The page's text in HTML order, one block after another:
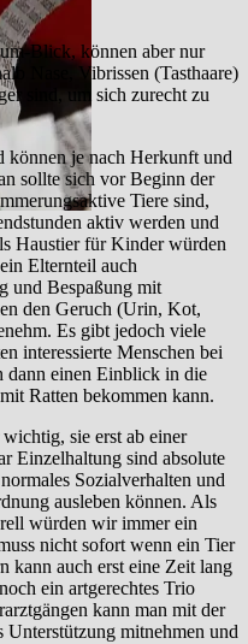
Blick, können aber nur
Nase, Vibrissen (Tasthaare)
sind, um sich zurecht zu
können je nach Herkunft und
sollte sich vor Beginn der
Tiere sind,
aktiv werden und
Haustier für Kinder würden
Elternteil auch
und Bespaßung mit
den Geruch (Urin, Kot,
Es gibt jedoch viele
interessierte Menschen bei
dann einen Einblick in die
Ratten bekommen kann.
sie erst ab einer
Einzelhaltung sind absolute
Sozialverhalten und
ausleben können. Als
würden wir immer ein
nicht sofort wenn ein Tier
kann auch erst eine Zeit lang
ein artgerechtes Trio
kann man mit der
Unterstützung mitnehmen und